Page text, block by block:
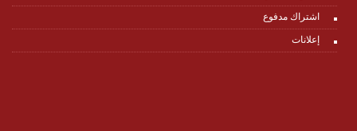
اشتراك مدفوع
إعلانات